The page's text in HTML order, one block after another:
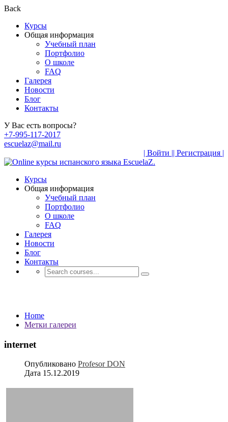
Back
Курсы
Общая информация
Учебный план
Портфолио
О школе
FAQ
Галерея
Новости
Блог
Контакты
У Вас есть вопросы?
+7-995-117-2017
escuelaz@mail.ru
| Регистрация |
| Войти |
Курсы
Общая информация
Учебный план
Портфолио
О школе
FAQ
Галерея
Новости
Блог
Контакты
Home
Метки галереи
internet
Опубликовано Profesor DON
Дата 15.12.2019